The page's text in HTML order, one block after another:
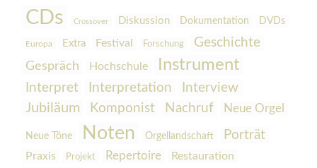
CDs Crossover Diskussion Dokumentation DVDs
Europa Extra Festival Forschung Geschichte
Gespräch Hochschule Instrument
Interpret Interpretation
Interview
Jubiläum
Komponist Nachruf Neue Orgel
Neue Töne Noten Orgellandschaft Porträt
Praxis Projekt Repertoire Restauration